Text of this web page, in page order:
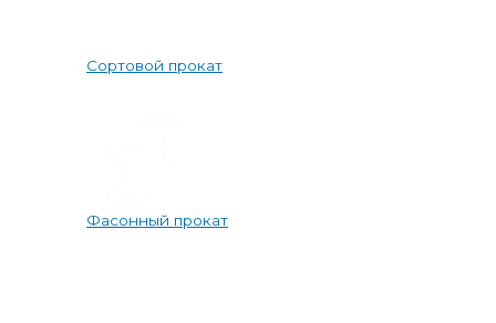
Сортовой прокат
Фасонный прокат